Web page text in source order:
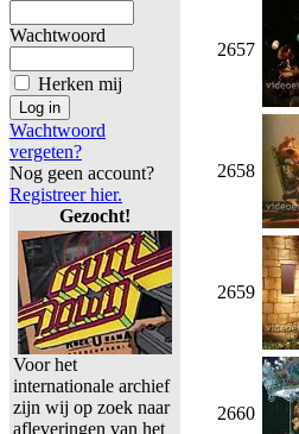
Wachtwoord
Herken mij
Wachtwoord
vergeten?
Nog geen account?
Registreer hier.
Gezocht!
Voor het
internationale archief
zijn wij op zoek naar
afleveringen van het
2657
2658
2659
2660